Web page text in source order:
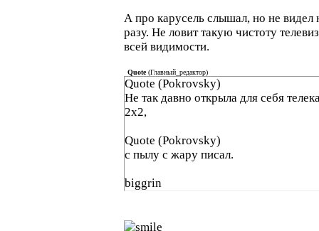
А про карусель слышал, но не видел
разу. Не ловит такую чистоту
всей видимости.
Quote(Главный_редактор)
Quote (Pokrovsky)
Не так давно открыла для себя
2х2,
Quote (Pokrovsky)
с пылу с жару писал.
biggrin